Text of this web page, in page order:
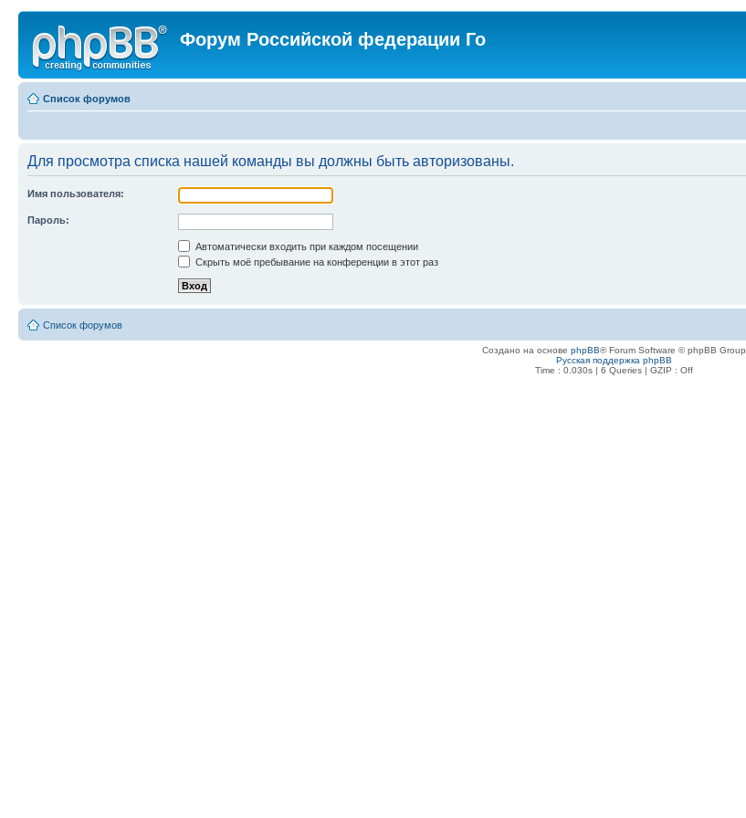
Форум Российской федерации Го
Список форумов
Для просмотра списка нашей команды вы должны быть авторизованы.
Имя пользователя:
Пароль:
Автоматически входить при каждом посещении
Скрыть моё пребывание на конференции в этот раз
Список форумов
Создано на основе phpBB® Forum Software © phpBB Group
Русская поддержка phpBB
Time : 0.030s | 6 Queries | GZIP : Off